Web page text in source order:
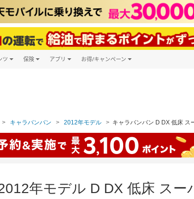
ツ 保険 アプリ お得/キャンペーン
キャラバンバン 2012年モデル キャラバンバン D DX 低床
年モデル D DX 低床 スー